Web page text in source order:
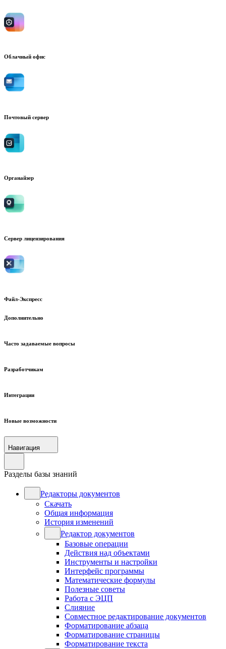
Облачный офис
Почтовый сервер
Органайзер
Сервер лицензирования
Файл-Экспресс
Дополнительно
Часто задаваемые вопросы
Разработчикам
Интеграции
Новые возможности
Навигация
Разделы базы знаний
Редакторы документов
Скачать
Общая информация
История изменений
Редактор документов
Базовые операции
Действия над объектами
Инструменты и настройки
Интерфейс программы
Математические формулы
Полезные советы
Работа с ЭЦП
Слияние
Совместное редактирование документов
Форматирование абзаца
Форматирование страницы
Форматирование текста